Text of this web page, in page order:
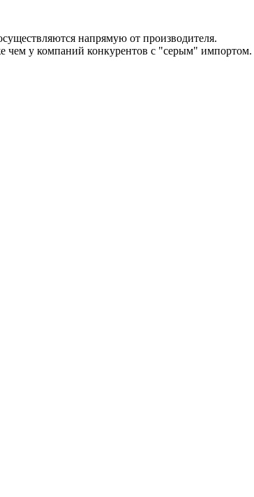
напрямую от производителя.
чем у компаний конкурентов с "серым" импортом.